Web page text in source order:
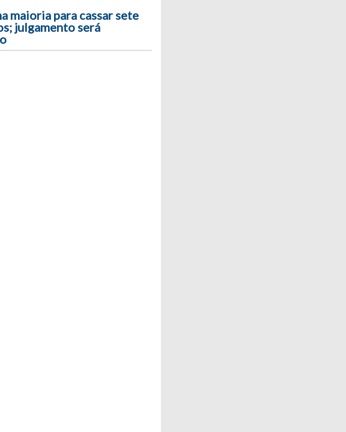
maioria para cassar sete
julgamento será